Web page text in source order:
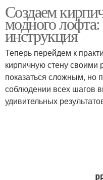
Создаем
модного
инструкция
Теперь перейдем к
кирпичную стену своими
показаться сложным, но
соблюдении всех шагов
удивительных